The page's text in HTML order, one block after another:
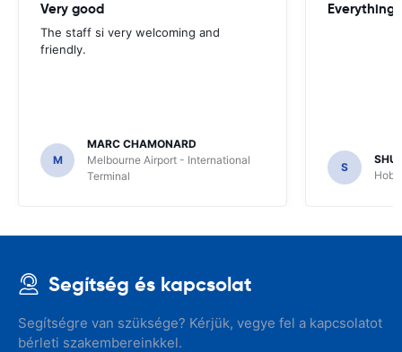
Very good
The staff si very welcoming and
friendly.
M
MARC CHAMONARD
Melbourne Airport - International
Terminal
Everything
S
Segítség és kapcsolat
Segítségre van szüksége? Kérjük, vegye fel a kapcsolatot
bérleti szakembereinkkel.